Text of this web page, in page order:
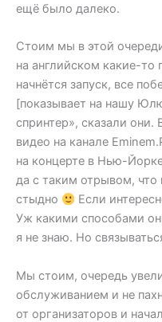
ещё было далеко.
Стоим мы в этой
на английском какие-то
начнётся запуск, все
[показывает на нашу
спринтер», сказали
видео на канале
на концерте в Нью-
да с таким отрывом,
стыдно
Если
Уж какими способами
я не знаю. Но
Мы стоим, очередь
обслуживанием и не
от организаторов и